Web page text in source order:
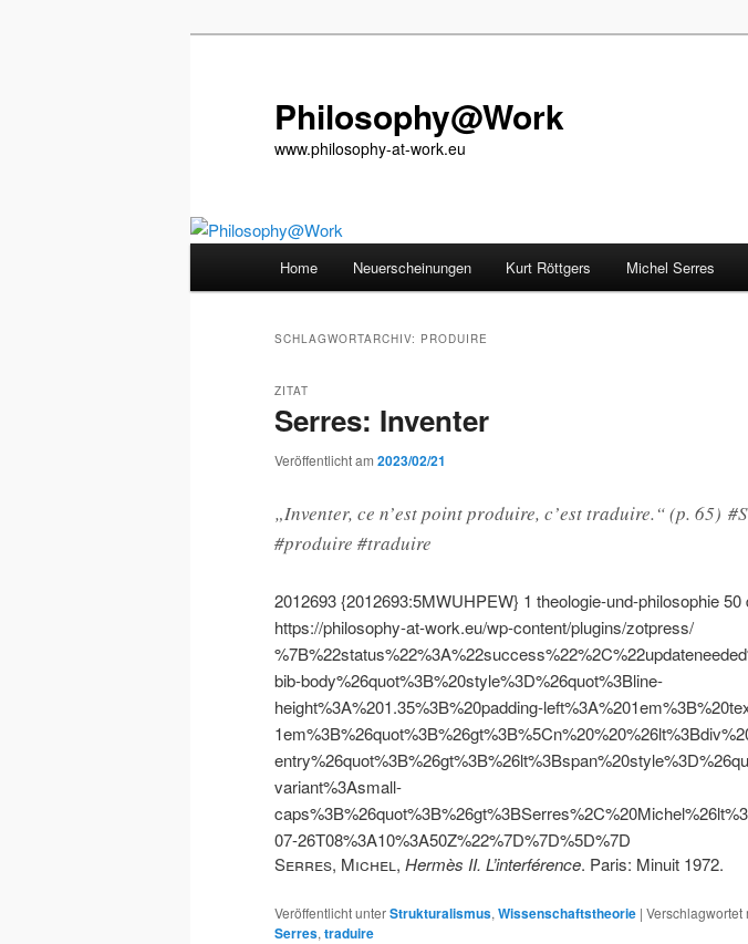
Philosophy@Work
www.philosophy-at-work.eu
Home Neuerscheinungen Kurt Röttgers Michel Serres
SCHLAGWORTARCHIV: PRODUIRE
Serres: Inventer
ZITAT
Veröffentlicht am 2023/02/21
„Inventer, ce n’est point produire, c’est traduire.“ (p. 65)
#produire #traduire
2012693{2012693:5MWUHPEW} 1 theologie-und-philosophie50
https://philosophy-at-work.eu/wp-content/plugins/zotpress/
bib-body%26quot%3B%20style%3D%26quot%3Bline-
height%3A%201.35%3B%20padding-
variant%3Asmall-
07-26T08%3A10%3A50Z%22%7D%7D%5D%7D
Serres, Michel, Hermès II. L’interférence. Paris: Minuit 1972.
Veröffentlicht unterStrukturalismus, Wissenschaftstheorie | Verschlagwortet
Serres, traduire